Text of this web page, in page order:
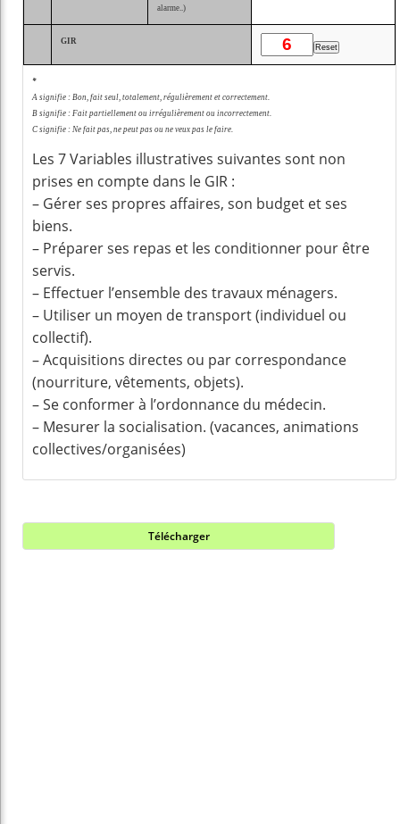
alarme..)
GIR
*
A signifie : Bon, fait seul, totalement, régulièrement et correctement.
B signifie : Fait partiellement ou irrégulièrement ou incorrectement.
C signifie : Ne fait pas, ne peut pas ou ne veux pas le faire.
Les 7 Variables illustratives suivantes sont non
prises en compte dans le GIR :
– Gérer ses propres affaires, son budget et ses
biens.
– Préparer ses repas et les conditionner pour être
servis.
– Effectuer l’ensemble des travaux ménagers.
– Utiliser un moyen de transport (individuel ou
collectif).
– Acquisitions directes ou par correspondance
(nourriture, vêtements, objets).
– Se conformer à l’ordonnance du médecin.
– Mesurer la socialisation. (vacances, animations
collectives/organisées)
Télécharger